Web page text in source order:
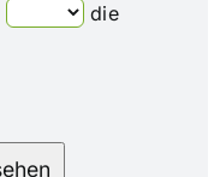
die